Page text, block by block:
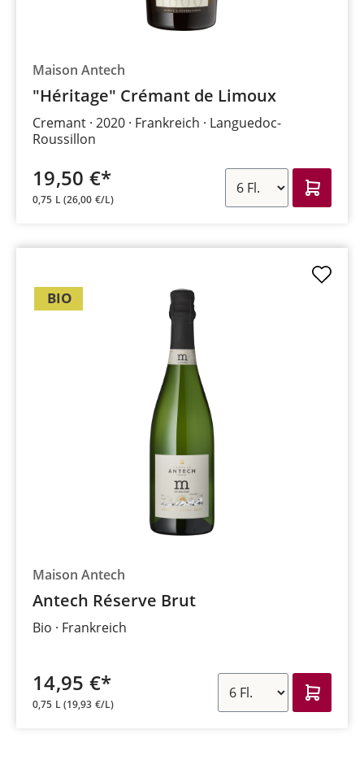
Maison Antech
"Héritage" Crémant de Limoux
Cremant 2020 Frankreich
Languedoc-
Roussillon
19,50 €*
0,75 L(26,00 €/L)
BIO
Maison Antech
Antech Réserve Brut
Bio Frankreich
14,95 €*
0,75 L(19,93 €/L)